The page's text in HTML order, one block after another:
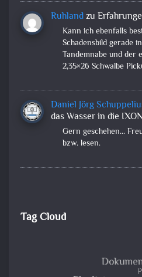
Ruhlandzu
Kann ich ebenfalls
Schadensbild gerade
Tandemnabe und der
2,35×26 Schwalbe
Daniel Jörg
das Wasser in die
Gern geschehen...
bzw. lesen.
Tag Cloud